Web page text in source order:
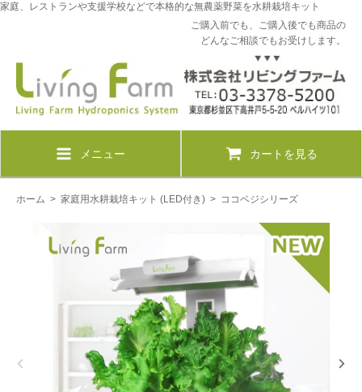
家庭、レストランや支援学校などで本格的な無農薬野菜を水耕栽培キット
ご購入前でも、ご購入後でも商品の
どんなご相談でもお受けします。
メニュー カートを見る
ホーム > 家庭用水耕栽培キット (LED付き) > ココベジシリーズ